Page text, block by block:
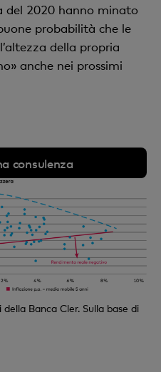
del 2020 hanno minato
probabilità che le
della propria
anche nei prossimi
consulenza
Banca Cler. Sulla base di